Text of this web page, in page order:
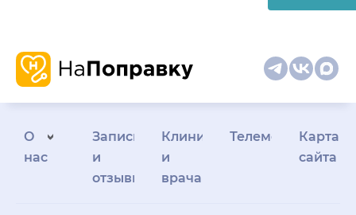
О
нас
Запись
и
отзывы
Клиникам
и
врачам
Телемедицина
Карта
сайта